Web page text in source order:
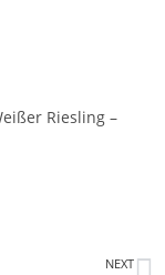
Riesling –
NEXT